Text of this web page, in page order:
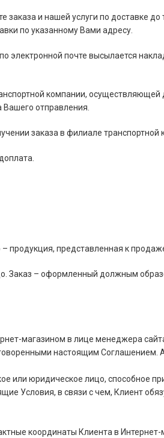
заказа и нашей услуги по доставке
по указанному Вами адресу.
по электронной почте высылается
компании,
Вашего отправления.
заказа в филиале транспортной
продукция, представленная к
Заказ – оформленный должным
магазином в лице менеджера
настоящим
или юридическое лицо, способное
Условия, в связи с чем, Клиент
координаты Клиента в Интернет-